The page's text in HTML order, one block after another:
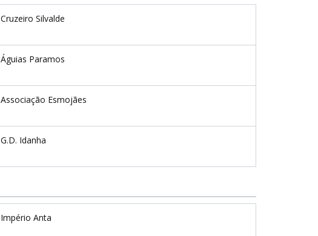
Cruzeiro Silvalde
Águias Paramos
Associação Esmojães
G.D. Idanha
Império Anta